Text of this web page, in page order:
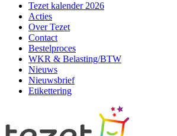
Tezet kalender 2026
Acties
Over Tezet
Contact
Bestelproces
WKR & Belasting/BTW
Nieuws
Nieuwsbrief
Etikettering